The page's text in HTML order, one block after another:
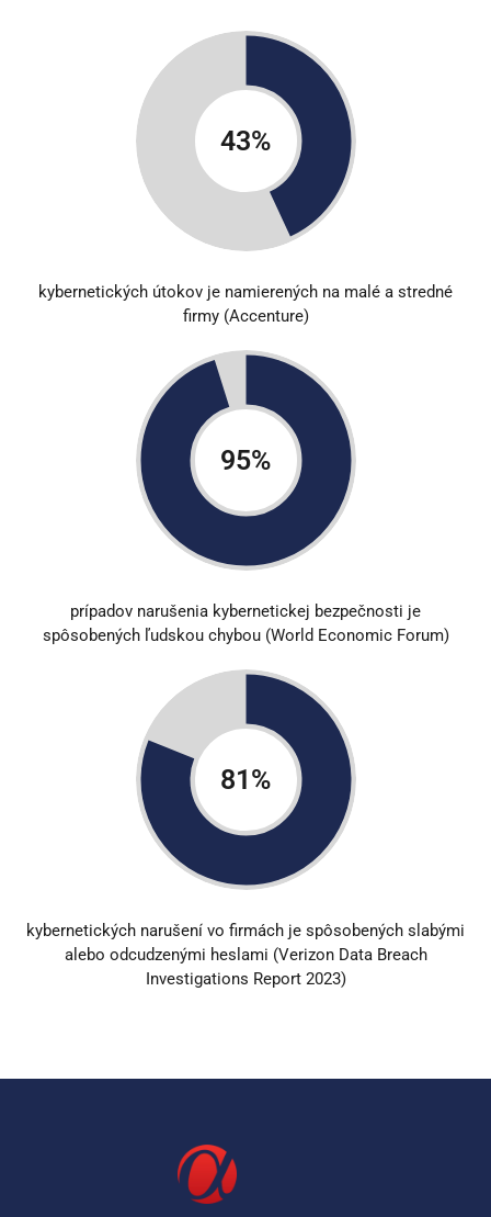
43%
kybernetických útokov je namierených na malé a stredné
firmy (Accenture)
95%
prípadov narušenia kybernetickej bezpečnosti je
spôsobených ľudskou chybou (World Economic Forum)
81%
kybernetických narušení vo firmách je spôsobených slabými
alebo odcudzenými heslami (Verizon Data Breach
Investigations Report 2023)